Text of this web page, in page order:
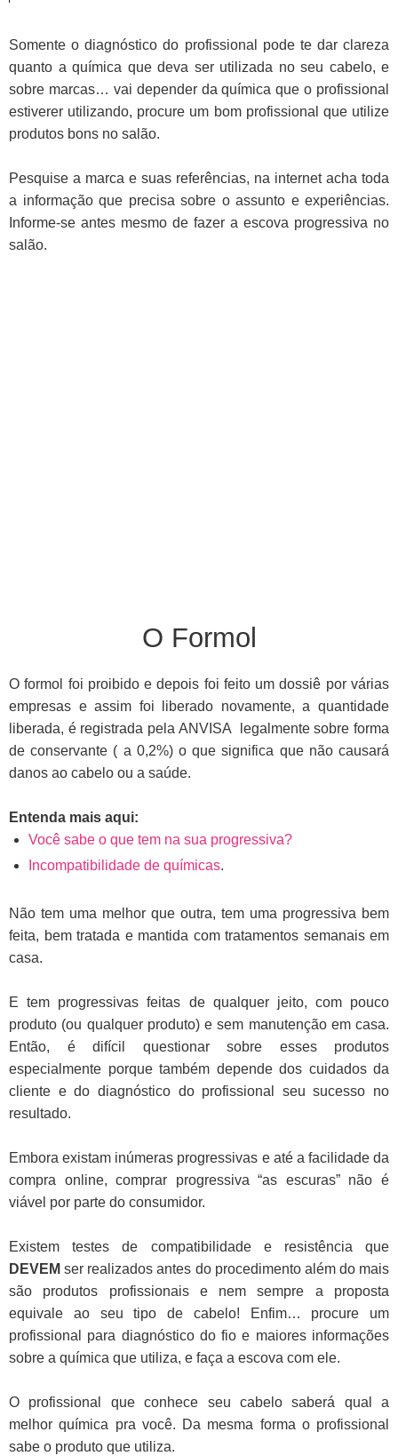
Somente o diagnóstico do profissional pode te dar clareza
quanto a química que deva ser utilizada no seu cabelo, e
sobre marcas… vai depender da química que o profissional
estiverer utilizando, procure um bom profissional que utilize
produtos bons no salão.
Pesquise a marca e suas referências, na internet acha toda
a informação que precisa sobre o assunto e experiências.
Informe-se antes mesmo de fazer a escova progressiva no
salão.
O Formol
O formol foi proibido e depois foi feito um dossiê por várias
empresas e assim foi liberado novamente, a quantidade
liberada, é registrada pela ANVISA legalmente sobre forma
de conservante ( a 0,2%) o que significa que não causará
danos ao cabelo ou a saúde.
Entenda mais aqui:
Você sabe o que tem na sua progressiva?
Incompatibilidade de químicas.
Não tem uma melhor que outra, tem uma progressiva bem
feita, bem tratada e mantida com tratamentos semanais em
casa.
E tem progressivas feitas de qualquer jeito, com pouco
produto (ou qualquer produto) e sem manutenção em casa.
Então, é difícil questionar sobre esses produtos
especialmente porque também depende dos cuidados da
cliente e do diagnóstico do profissional seu sucesso no
resultado.
Embora existam inúmeras progressivas e até a facilidade da
compra online, comprar progressiva “as escuras” não é
viável por parte do consumidor.
Existem testes de compatibilidade e resistência que
DEVEM ser realizados antes do procedimento além do mais
são produtos profissionais e nem sempre a proposta
equivale ao seu tipo de cabelo! Enfim… procure um
profissional para diagnóstico do fio e maiores informações
sobre a química que utiliza, e faça a escova com ele.
O profissional que conhece seu cabelo saberá qual a
melhor química pra você. Da mesma forma o profissional
sabe o produto que utiliza.